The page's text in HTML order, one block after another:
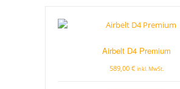
Airbelt D4 Premium
589,00 € inkl. MwSt.